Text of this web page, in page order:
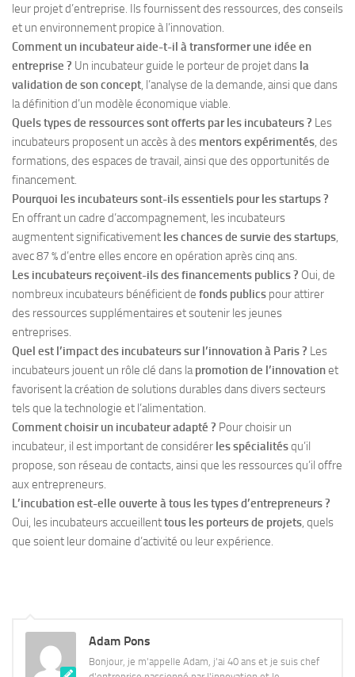
leur projet d’entreprise. Ils fournissent des ressources, des conseils
et un environnement propice à l’innovation.
Comment un incubateur aide-t-il à transformer une idée en
entreprise ? Un incubateur guide le porteur de projet dans la
validation de son concept, l’analyse de la demande, ainsi que dans
la définition d’un modèle économique viable.
Quels types de ressources sont offerts par les incubateurs ? Les
incubateurs proposent un accès à des mentors expérimentés, des
formations, des espaces de travail, ainsi que des opportunités de
financement.
Pourquoi les incubateurs sont-ils essentiels pour les startups ?
En offrant un cadre d’accompagnement, les incubateurs
augmentent significativement les chances de survie des startups,
avec 87 % d’entre elles encore en opération après cinq ans.
Les incubateurs reçoivent-ils des financements publics ? Oui, de
nombreux incubateurs bénéficient de fonds publics pour attirer
des ressources supplémentaires et soutenir les jeunes
entreprises.
Quel est l’impact des incubateurs sur l’innovation à Paris ? Les
incubateurs jouent un rôle clé dans lapromotion de l’innovationet
favorisent la création de solutions durables dans divers secteurs
tels que la technologie et l’alimentation.
Comment choisir un incubateur adapté ? Pour choisir un
incubateur, il est important de considérer les spécialitésqu’il
propose, son réseau de contacts, ainsi que les ressources qu’il offre
aux entrepreneurs.
L’incubation est-elle ouverte à tous les types d’entrepreneurs ?
Oui, les incubateurs accueillenttous les porteurs de projets, quels
que soient leur domaine d’activité ou leur expérience.
Adam Pons
Bonjour, je m'appelle Adam, j'ai 40 ans et je suis chef